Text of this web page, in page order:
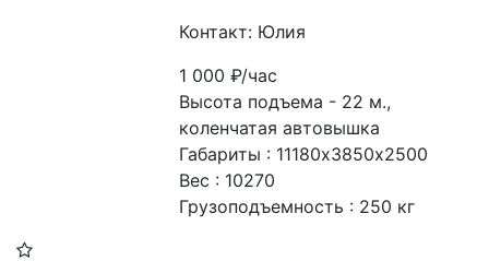
Контакт: Юлия
1 000₽/час
Высота подъема - 22 м.,
коленчатая автовышка
Габариты : 11180х3850х2500
Вес : 10270
Грузоподъемность : 250 кг